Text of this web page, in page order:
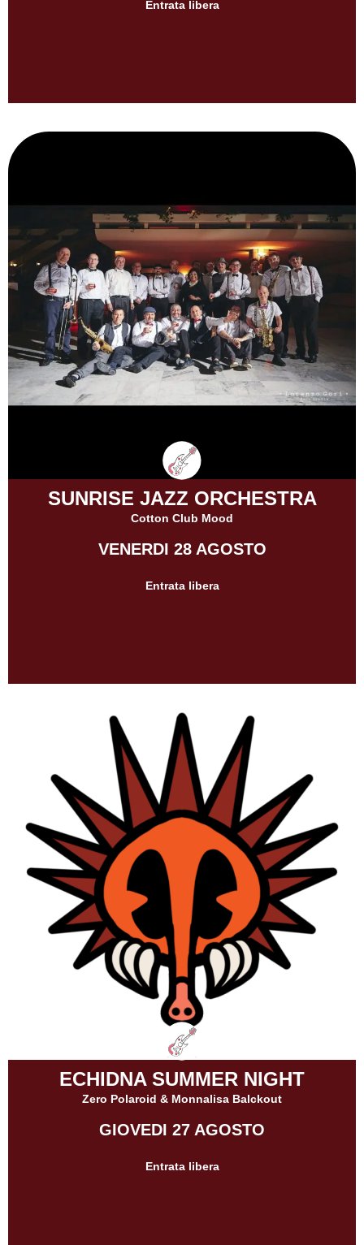
Entrata libera
SUNRISE JAZZ ORCHESTRA
Cotton Club Mood
VENERDI 28 AGOSTO
Entrata libera
ECHIDNA SUMMER NIGHT
Zero Polaroid & Monnalisa Balckout
GIOVEDI 27 AGOSTO
Entrata libera